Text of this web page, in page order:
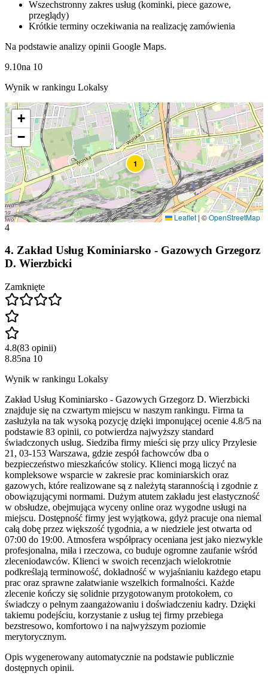
Wszechstronny zakres usług (kominki, piece gazowe,
przeglądy)
Krótkie terminy oczekiwania na realizację zamówienia
Na podstawie analizy opinii Google Maps.
9.10na 10
Wynik w rankingu Lokalsy
1
+
−
Leaflet |©OpenStreetMap
4
4. Zakład Usług Kominiarsko - Gazowych Grzegorz
D. Wierzbicki
Zamknięte
4.8(83 opinii)
8.85na 10
Wynik w rankingu Lokalsy
Zakład Usług Kominiarsko - Gazowych Grzegorz D. Wierzbicki
znajduje się na czwartym miejscu w naszym rankingu. Firma ta
zasłużyła na tak wysoką pozycję dzięki imponującej ocenie 4.8/5 na
podstawie 83 opinii, co potwierdza najwyższy standard
świadczonych usług. Siedziba firmy mieści się przy ulicy Przylesie
21, 03-153 Warszawa, gdzie zespół fachowców dba o
bezpieczeństwo mieszkańców stolicy. Klienci mogą liczyć na
kompleksowe wsparcie w zakresie prac kominiarskich oraz
gazowych, które realizowane są z należytą starannością i zgodnie z
obowiązującymi normami. Dużym atutem zakładu jest elastyczność
w obsłudze, obejmująca wyceny online oraz wygodne usługi na
miejscu. Dostępność firmy jest wyjątkowa, gdyż pracuje ona niemal
całą dobę przez większość tygodnia, a w niedziele jest otwarta od
07:00 do 19:00. Atmosfera współpracy oceniana jest jako niezwykle
profesjonalna, miła i rzeczowa, co buduje ogromne zaufanie wśród
zleceniodawców. Klienci w swoich recenzjach wielokrotnie
podkreślają terminowość, dokładność w wyjaśnianiu każdego etapu
prac oraz sprawne załatwianie wszelkich formalności. Każde
zlecenie kończy się solidnie przygotowanym protokołem, co
świadczy o pełnym zaangażowaniu i doświadczeniu kadry. Dzięki
takiemu podejściu, korzystanie z usług tej firmy przebiega
bezstresowo, komfortowo i na najwyższym poziomie
merytorycznym.
Opis wygenerowany automatycznie na podstawie publicznie
dostępnych opinii.